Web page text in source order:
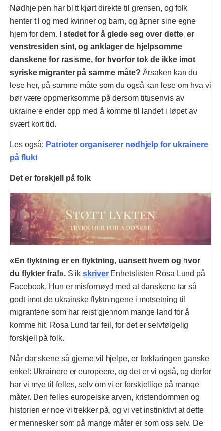
Nødhjelpen har blitt kjørt direkte til grensen, og folk
henter til og med kvinner og barn, og åpner sine egne
hjem for dem.
I stedet for å glede seg over dette, er
venstresiden sint, og anklager de hjelpsomme
danskene for rasisme, for hvorfor tok de ikke imot
syriske migranter på samme måte? Årsaken kan du
lese her, på samme måte som du også kan lese om hva vi
bør være oppmerksomme på dersom titusenvis av
ukrainere ender opp med å komme til landet i løpet av
svært kort tid.
Les også: Patrioter organiserer nødhjelp for ukrainere
på flukt
Det er forskjell på folk
«En flyktning er en flyktning, uansett hvem og hvor
du flykter fra!». Slik skriver Enhetslisten Rosa Lund på
Facebook. Hun er misfornøyd med at danskene tar så
godt imot de ukrainske flyktningene i motsetning til
migrantene som har reist gjennom mange land for å
komme hit. Rosa Lund tar feil, for det er selvfølgelig
forskjell på folk.
Når danskene så gjerne vil hjelpe, er forklaringen ganske
enkel: Ukrainere er europeere, og det er vi også, og derfor
har vi mye til felles, selv om vi er forskjellige på mange
måter. Den felles europeiske arven, kristendommen og
historien er noe vi trekker på, og vi vet instinktivt at dette
er mennesker som på mange måter er som oss selv. De